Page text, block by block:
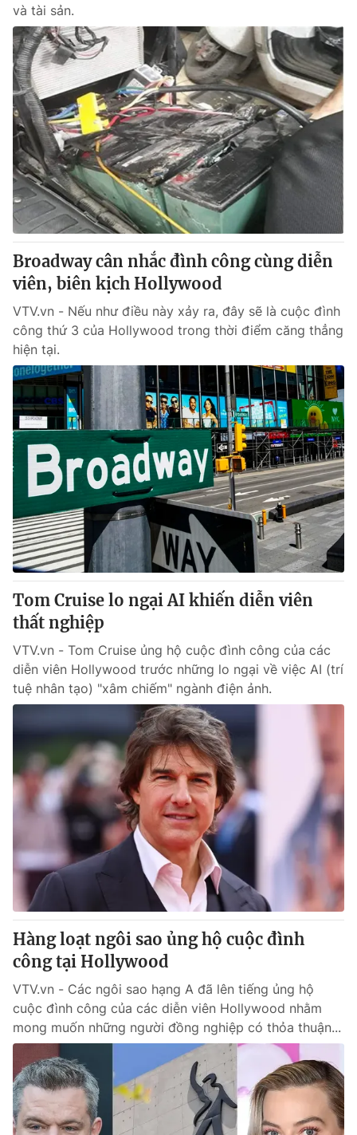
và tài sản.
Broadway cân nhắc đình công cùng diễn
viên, biên kịch Hollywood
VTV.vn - Nếu như điều này xảy ra, đây sẽ là cuộc đình
công thứ 3 của Hollywood trong thời điểm căng thẳng
hiện tại.
Tom Cruise lo ngại AI khiến diễn viên
thất nghiệp
VTV.vn - Tom Cruise ủng hộ cuộc đình công của các
diễn viên Hollywood trước những lo ngại về việc AI (trí
tuệ nhân tạo) "xâm chiếm" ngành điện ảnh.
Hàng loạt ngôi sao ủng hộ cuộc đình
công tại Hollywood
VTV.vn - Các ngôi sao hạng A đã lên tiếng ủng hộ
cuộc đình công của các diễn viên Hollywood nhằm
mong muốn những người đồng nghiệp có thỏa thuận...